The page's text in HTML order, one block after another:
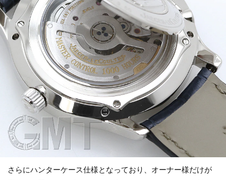
さらにハンターケース仕様となっており、オーナー様だけが